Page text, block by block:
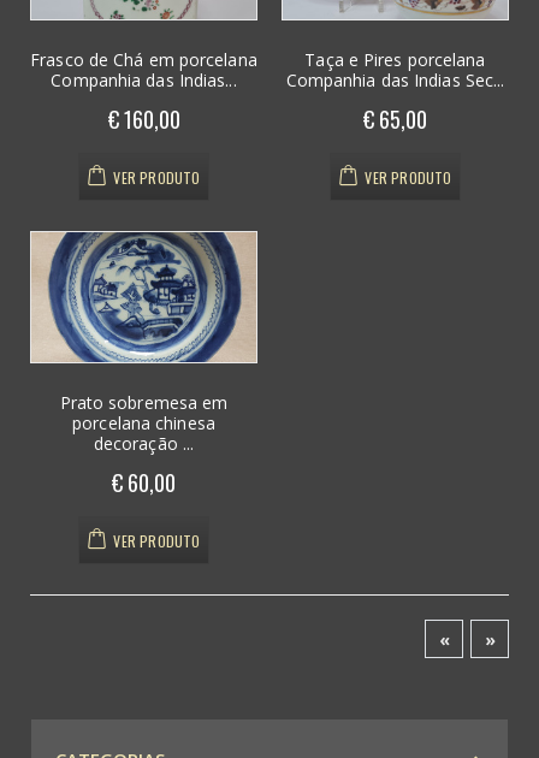
Frasco de Chá em porcelana
Companhia das Indias...
€ 160,00
VER PRODUTO
Taça e Pires porcelana
Companhia das Indias Sec...
€ 65,00
VER PRODUTO
Prato sobremesa em
porcelana chinesa
decoração ...
€ 60,00
VER PRODUTO
« »